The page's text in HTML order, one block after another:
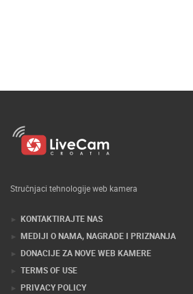
Stručnjaci tehnologije web kamera
KONTAKTIRAJTE NAS
MEDIJI O NAMA, NAGRADE I PRIZNANJA
DONACIJE ZA NOVE WEB KAMERE
TERMS OF USE
PRIVACY POLICY